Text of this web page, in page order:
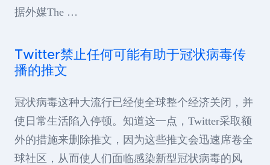
据外媒The …
Twitter禁止任何可能有助于冠状病毒传
播的推文
冠状病毒这种大流行已经使全球整个经济关闭，并
使日常生活陷入停顿。知道这一点，Twitter采取额
外的措施来删除推文，因为这些推文会迅速席卷全
球社区，从而使人们面临感染新型冠状病毒的风